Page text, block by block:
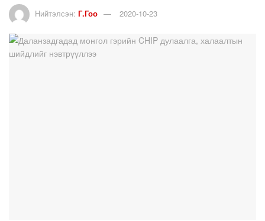
Нийтэлсэн: Г.Гоо 2020-10-23